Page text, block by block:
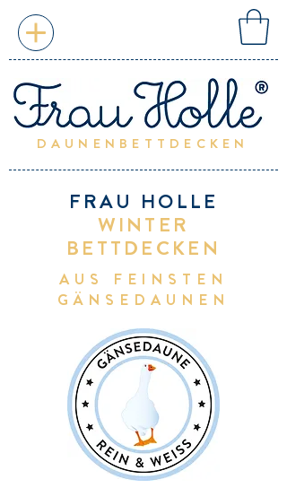
DAUNENBETTDECKEN
FRAU HOLLE
WINTER
BETTDECKEN
AUS FEINSTEN
GÄNSEDAUNEN